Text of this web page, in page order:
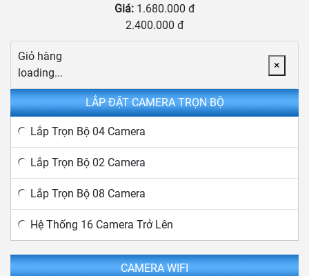
Giá: 1.680.000 đ
2.400.000 đ
×
Giỏ hàng
loading...
LẮP ĐẶT CAMERA TRỌN BỘ
Lắp Trọn Bộ 04 Camera
Lắp Trọn Bộ 02 Camera
Lắp Trọn Bộ 08 Camera
Hệ Thống 16 Camera Trở Lên
CAMERA WIFI